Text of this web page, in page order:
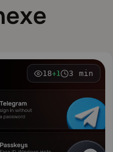
18+1 3 min